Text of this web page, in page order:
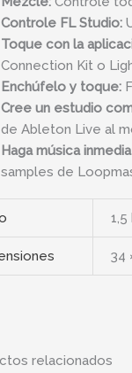
Controle FL Studio:
Toque con la
Connection Kit o
Enchúfelo y toque:
Cree un estudio
de Ableton Live al
Haga música
samples de
1,5
34
relacionados